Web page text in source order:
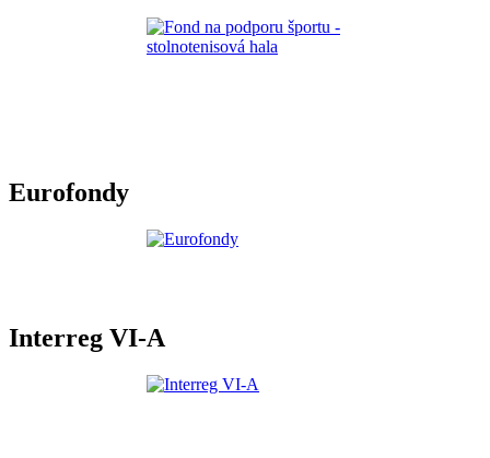
Eurofondy
Interreg VI-A